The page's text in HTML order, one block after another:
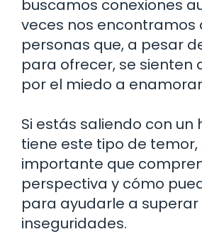
buscamos conexiones
veces nos encontramos
personas que, a pesar
para ofrecer, se sienten
por el miedo a
Si estás saliendo con un
tiene este tipo de temor,
importante que
perspectiva y cómo
para ayudarle a superar
inseguridades.